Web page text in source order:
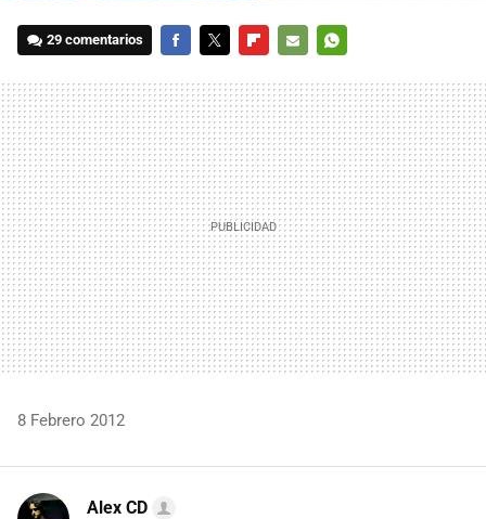
29 comentarios
MAIL
8 Febrero 2012
Alex CD